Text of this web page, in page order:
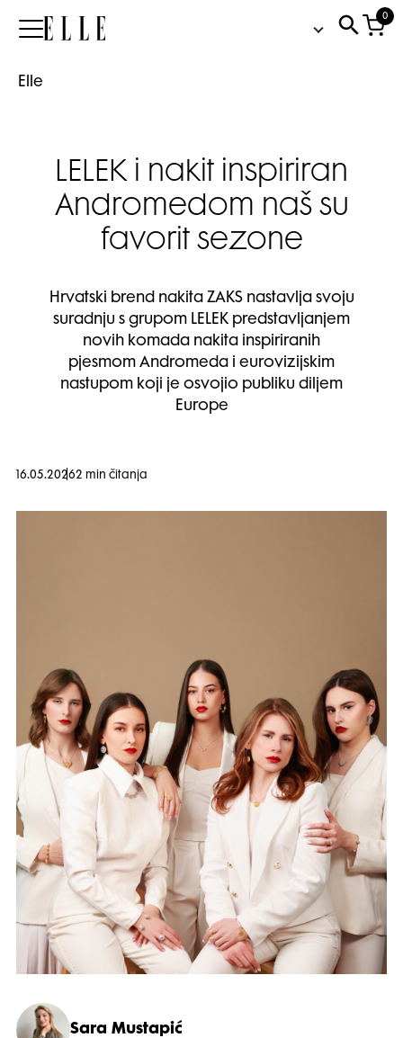
Elle
0
Elle
LELEK i nakit inspiriran
Andromedom naš su
favorit sezone
Hrvatski brend nakita ZAKS nastavlja svoju
suradnju s grupom LELEK predstavljanjem
novih komada nakita inspiriranih
pjesmom Andromeda i eurovizijskim
nastupom koji je osvojio publiku diljem
Europe
16.05.20262 min čitanja
Sara Mustapić